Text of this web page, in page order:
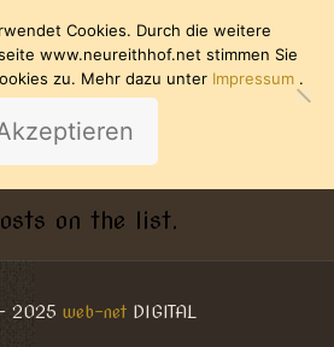
on the list.
2025 web-netDIGITAL
Cookies. Durch die weitere
www.neureithhof.net stimmen Sie
zu. Mehr dazu unter Impressum .